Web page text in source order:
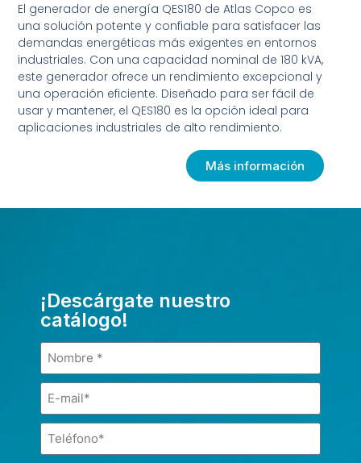
El generador de energía QES180 de Atlas Copco es
una solución potente y confiable para satisfacer las
demandas energéticas más exigentes en entornos
industriales. Con una capacidad nominal de 180 kVA,
este generador ofrece un rendimiento excepcional y
una operación eficiente. Diseñado para ser fácil de
usar y mantener, el QES180 es la opción ideal para
aplicaciones industriales de alto rendimiento.
Más información
¡Descárgate nuestro
catálogo!